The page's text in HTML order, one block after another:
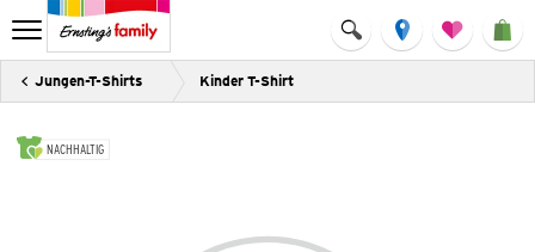
Jungen-T-Shirts Kinder T-Shirt
NACHHALTIG